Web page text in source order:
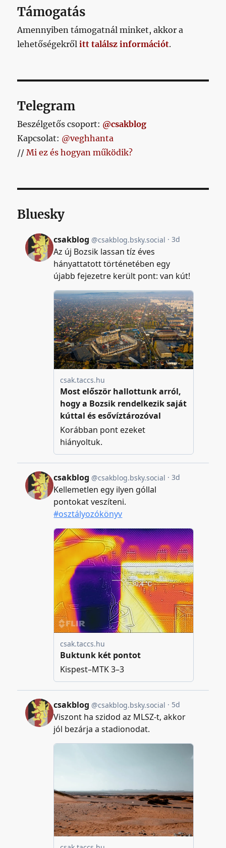
Támogatás
Amennyiben támogatnál minket, akkor a
lehetőségekrőlitt találsz információt.
Telegram
Beszélgetős csoport: @csakblog
Kapcsolat: @veghhanta
//Mi ez és hogyan működik?
Bluesky